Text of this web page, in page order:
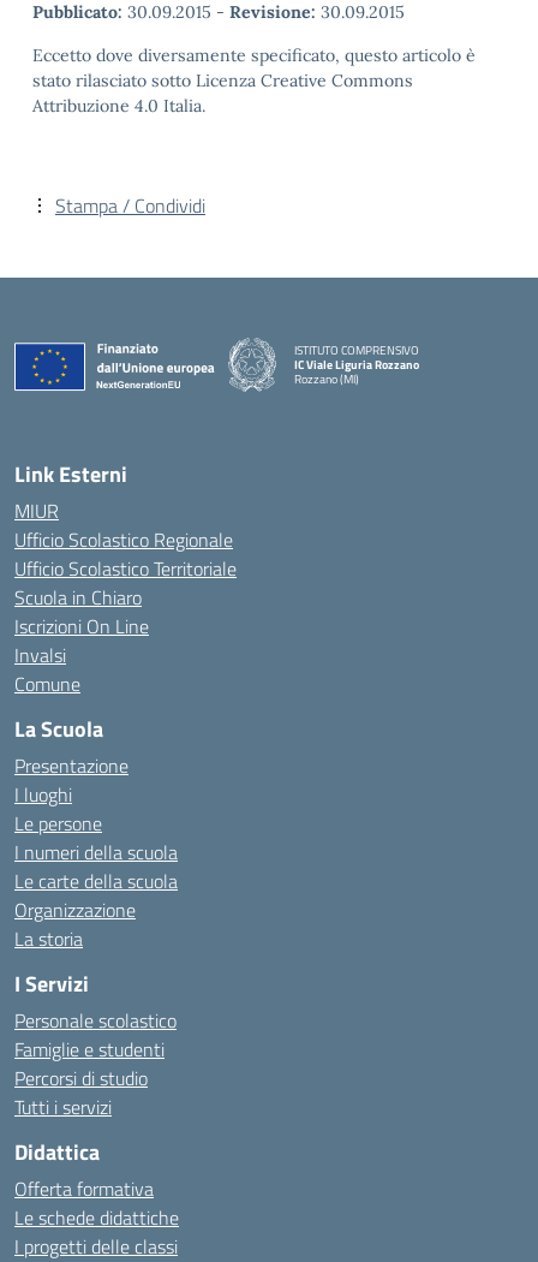
Pubblicato: 30.09.2015 - Revisione: 30.09.2015
Eccetto dove diversamente specificato, questo articolo è
stato rilasciato sotto Licenza Creative Commons
Attribuzione 4.0 Italia.
Stampa / Condividi
ISTITUTO COMPRENSIVO
IC Viale Liguria Rozzano
Rozzano (MI)
Link Esterni
MIUR
Ufficio Scolastico Regionale
Ufficio Scolastico Territoriale
Scuola in Chiaro
Iscrizioni On Line
Invalsi
Comune
La Scuola
Presentazione
I luoghi
Le persone
I numeri della scuola
Le carte della scuola
Organizzazione
La storia
I Servizi
Personale scolastico
Famiglie e studenti
Percorsi di studio
Tutti i servizi
Didattica
Offerta formativa
Le schede didattiche
I progetti delle classi